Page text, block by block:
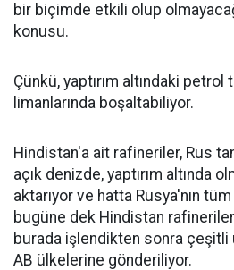
bir biçimde etkili olup
konusu.
Çünkü, yaptırım altındaki
limanlarında boşaltabiliyor.
Hindistan'a ait rafineriler, Rus
açık denizde, yaptırım altında
aktarıyor ve hatta Rusya'nın
bugüne dek Hindistan
burada işlendikten sonra çeşitli
AB ülkelerine gönderiliyor.